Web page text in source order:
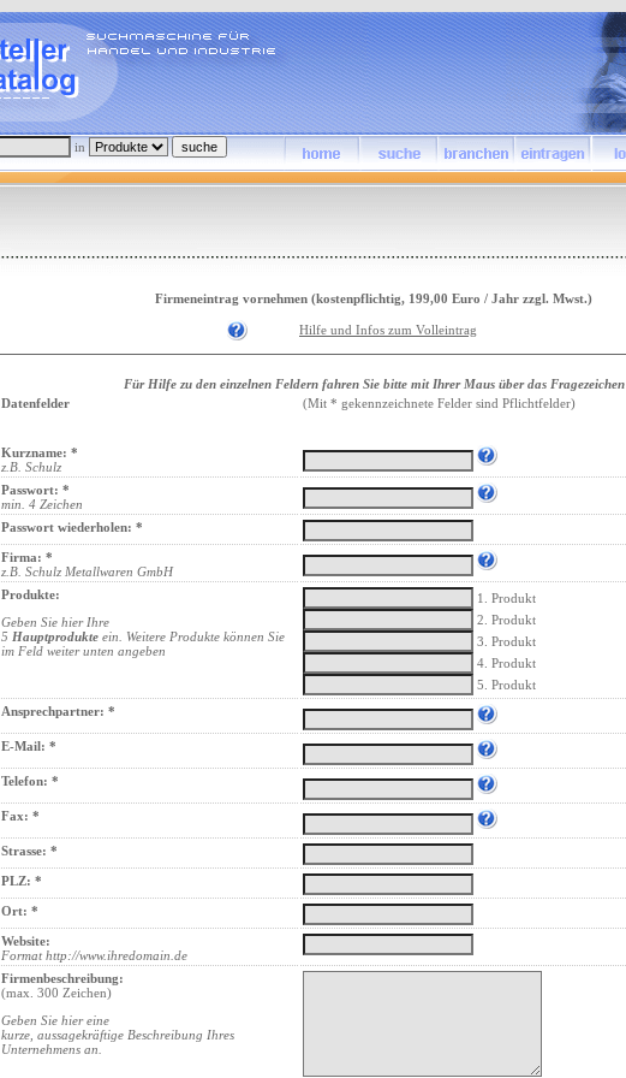
in
Firmeneintrag vornehmen (kostenpflichtig, 199,00 Euro / Jahr zzgl. Mwst.)
Hilfe und Infos zum Volleintrag
Für Hilfe zu den einzelnen Feldern fahren Sie bitte mit Ihrer Maus über das Fragezeichen
Datenfelder
(Mit * gekennzeichnete Felder sind Pflichtfelder)
Kurzname: *
z.B. Schulz
Passwort: *
min. 4 Zeichen
Passwort wiederholen: *
Firma: *
z.B. Schulz Metallwaren GmbH
Produkte:
Geben Sie hier Ihre
5 Hauptprodukte ein. Weitere Produkte können Sie
im Feld weiter unten angeben
1. Produkt
2. Produkt
3. Produkt
4. Produkt
5. Produkt
Ansprechpartner: *
E-Mail: *
Telefon: *
Fax: *
Strasse: *
PLZ: *
Ort: *
Website:
Format http://www.ihredomain.de
Firmenbeschreibung:
(max. 300 Zeichen)
Geben Sie hier eine
kurze, aussagekräftige Beschreibung Ihres
Unternehmens an.